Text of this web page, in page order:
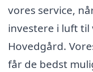
vores service,
investere i luft
Hovedgård.
får de bedst